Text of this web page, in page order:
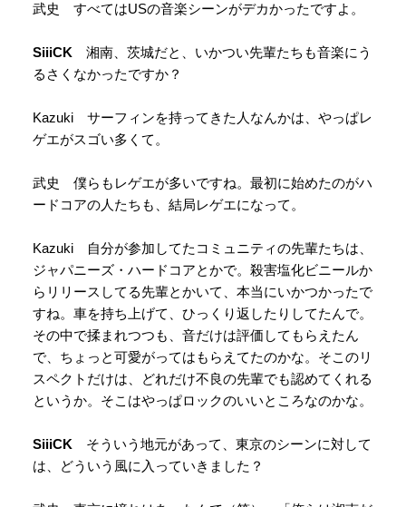
武史 すべてはUSの音楽シーンがデカかったですよ。
SiiiCK 湘南、茨城だと、いかつい先輩たちも音楽にう
るさくなかったですか？
Kazuki サーフィンを持ってきた人なんかは、やっぱレ
ゲエがスゴい多くて。
武史 僕らもレゲエが多いですね。最初に始めたのがハ
ードコアの人たちも、結局レゲエになって。
Kazuki 自分が参加してたコミュニティの先輩たちは、
ジャパニーズ・ハードコアとかで。殺害塩化ビニールか
らリリースしてる先輩とかいて、本当にいかつかったで
すね。車を持ち上げて、ひっくり返したりしてたんで。
その中で揉まれつつも、音だけは評価してもらえたん
で、ちょっと可愛がってはもらえてたのかな。そこのリ
スペクトだけは、どれだけ不良の先輩でも認めてくれる
というか。そこはやっぱロックのいいところなのかな。
SiiiCK そういう地元があって、東京のシーンに対して
は、どういう風に入っていきました？